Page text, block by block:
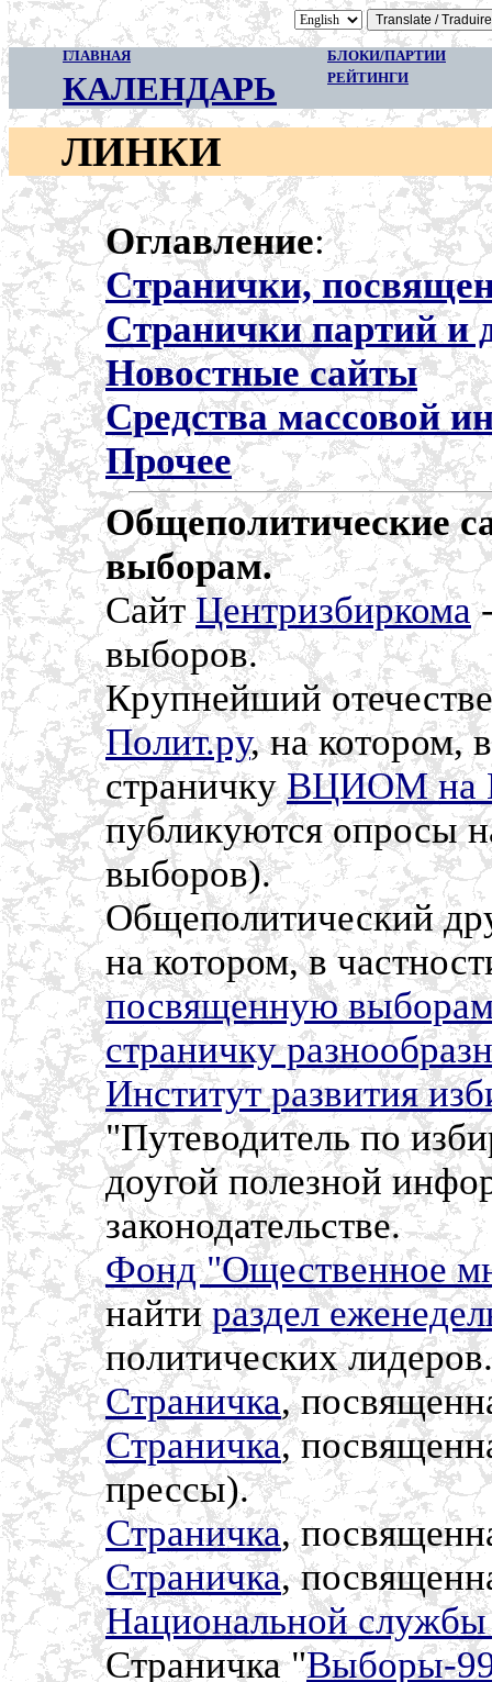
ГЛАВНАЯ БЛОКИ/ПАРТИИ
КАЛЕНДАРЬ РЕЙТИНГИ
ЛИНКИ
Оглавление:
Cтранички,
Странички партий и
Новостные сайты
Средства массовой
Прочее
Общеполитические
выборам.
СайтЦентризбиркома-
выборов.
Крупнейший
Полит.ру, на котором,
страничкуВЦИОМ на
публикуются опросы
выборов).
Общеполитический
на котором, в
посвященную
страничку
Институт развития
"Путеводитель по
доугой полезной
законодательстве.
Фонд "Ощественное
найтираздел
политических лидеров.
Страничка,
Страничка,
прессы).
Страничка,
Страничка,
Национальной службы
Страничка "Выборы-